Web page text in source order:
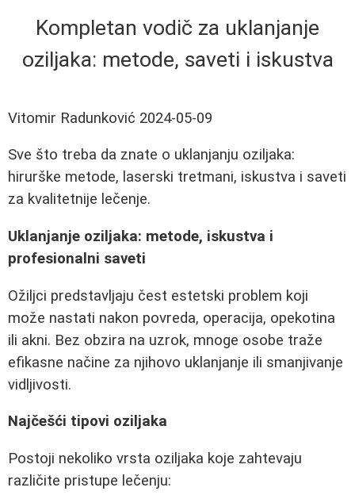
Kompletan vodič za uklanjanje
oziljaka: metode, saveti i iskustva
Vitomir Radunković 2024-05-09
Sve što treba da znate o uklanjanju oziljaka:
hirurške metode, laserski tretmani, iskustva i saveti
za kvalitetnije lečenje.
Uklanjanje oziljaka: metode, iskustva i
profesionalni saveti
Ožiljci predstavljaju čest estetski problem koji
može nastati nakon povreda, operacija, opekotina
ili akni. Bez obzira na uzrok, mnoge osobe traže
efikasne načine za njihovo uklanjanje ili smanjivanje
vidljivosti.
Najčešći tipovi oziljaka
Postoji nekoliko vrsta oziljaka koje zahtevaju
različite pristupe lečenju: